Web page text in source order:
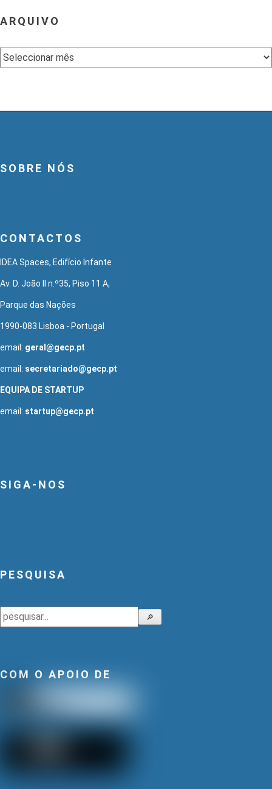
ARQUIVO
Arquivo
SOBRE NÓS
CONTACTOS
IDEA Spaces, Edifício Infante
Av. D. João II n.º35, Piso 11 A,
Parque das Nações
1990-083 Lisboa - Portugal
email: geral@gecp.pt
email: secretariado@gecp.pt
EQUIPA DE STARTUP
email: startup@gecp.pt
SIGA-NOS
PESQUISA
Pesquisar 🔎
COM O APOIO DE